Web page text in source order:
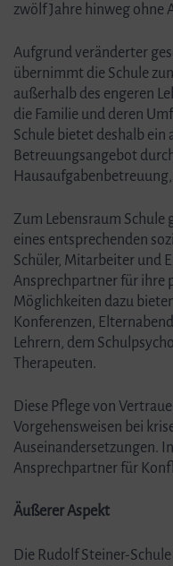
zwölf Jahre hinweg ohne
Aufgrund veränderter
übernimmt die Schule
außerhalb des engeren
die Familie und deren
Schule bietet deshalb ein
Betreuungsangebot
Zum Lebensraum
eines entsprechenden
Schüler, Mitarbeiter und
Ansprechpartner für ihre
Möglichkeiten dazu
Konferenzen,
Lehrern, dem
Therapeuten.
Diese Pflege von
Vorgehensweisen bei
Auseinandersetzungen.
Ansprechpartner für
Äußerer Aspekt
Die Rudolf Steiner-